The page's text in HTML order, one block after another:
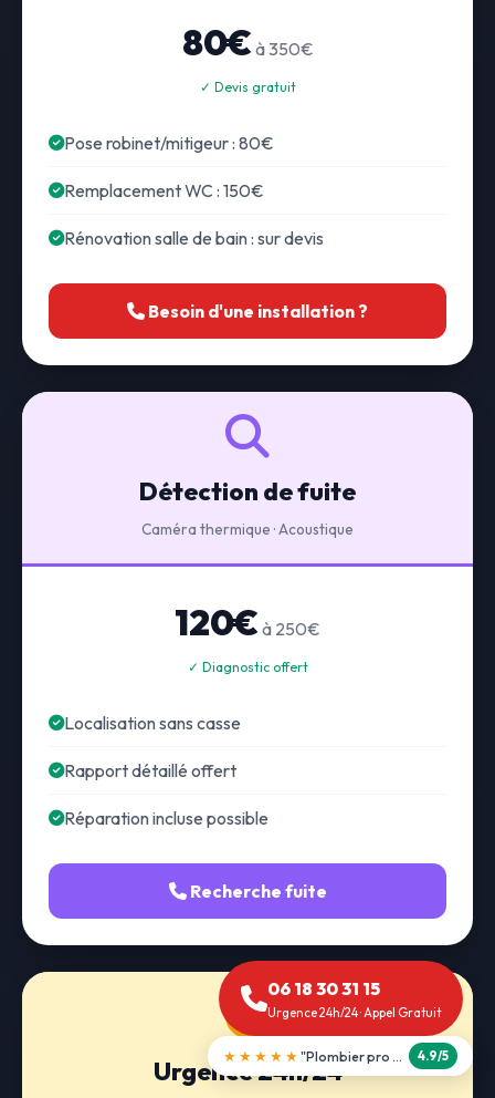
80€ à 350€
✓ Devis gratuit
Pose robinet/mitigeur : 80€
Remplacement WC : 150€
Rénovation salle de bain : sur devis
Besoin d'une installation ?
Détection de fuite
Caméra thermique · Acoustique
120€ à 250€
✓ Diagnostic offert
Localisation sans casse
Rapport détaillé offert
Réparation incluse possible
Recherche fuite
Urgence 24h/24
06 18 30 31 15
Urgence 24h/24 · Appel Gratuit
★★★★★ "Débouchage WC en 30 min" 5.0/5